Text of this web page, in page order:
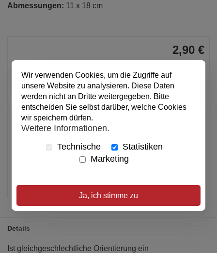
Abmessungen: 11 x 18 cm
2,90 €
pro Stück
Anzahl
In den Warenkorb
Alle Preise inkl. MwSt.
Details
Ist gleichgeschlechtliche Orientierung ein
Wir verwenden Cookies, um die Zugriffe auf
unsere Website zu analysieren. Diese Daten
werden nicht an Dritte weitergegeben. Bitte
entscheiden Sie selbst darüber, welche Cookies
wir speichern dürfen.
Weitere Informationen.
Technische
Statistiken
Marketing
Ja, ich stimme zu